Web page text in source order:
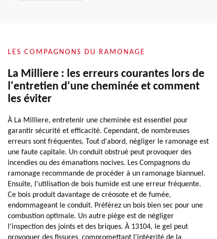
LES COMPAGNONS DU RAMONAGE
La Milliere : les erreurs courantes lors de
l'entretien d'une cheminée et comment
les éviter
À La Milliere, entretenir une cheminée est essentiel pour
garantir sécurité et efficacité. Cependant, de nombreuses
erreurs sont fréquentes. Tout d'abord, négliger le ramonage est
une faute capitale. Un conduit obstrué peut provoquer des
incendies ou des émanations nocives. Les Compagnons du
ramonage recommande de procéder à un ramonage biannuel.
Ensuite, l'utilisation de bois humide est une erreur fréquente.
Ce bois produit davantage de créosote et de fumée,
endommageant le conduit. Préférez un bois bien sec pour une
combustion optimale. Un autre piège est de négliger
l'inspection des joints et des briques. À 13104, le gel peut
provoquer des fissures, compromettant l'intégrité de la